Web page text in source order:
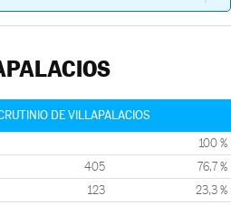
DE VILLAPALACIOS
100 %
405 76,7 %
123 23,3 %